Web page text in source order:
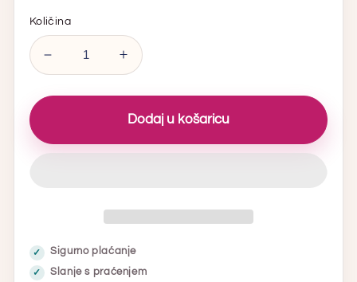
Količina
Smanjite
količinu
za
Stuff
12
pakiranje
Povećaj
količinu
za
The
Stuff
750ml
12
pakiranje
Dodaj u košaricu
Sigurno plaćanje
Slanje s praćenjem